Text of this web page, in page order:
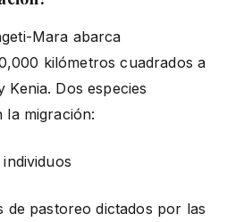
Mara abarca
kilómetros cuadrados a
Kenia. Dos especies
la migración:
de pastoreo dictados por las